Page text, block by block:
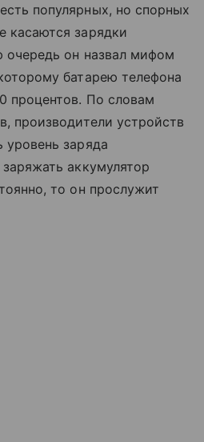
популярных, но спорных
касаются зарядки
очередь он назвал мифом
батарею телефона
процентов. По словам
производители устройств
уровень заряда
аккумулятор
то он прослужит